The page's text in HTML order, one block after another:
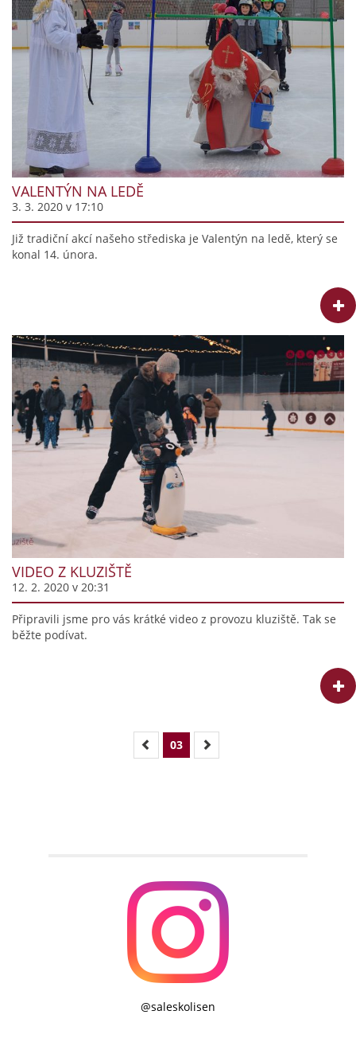
VALENTÝN NA LEDĚ
3. 3. 2020 v 17:10
Již tradiční akcí našeho střediska je Valentýn na ledě, který se
konal 14. února.
VIDEO Z KLUZIŠTĚ
12. 2. 2020 v 20:31
Připravili jsme pro vás krátké video z provozu kluziště. Tak se
běžte podívat.
03
@saleskolisen